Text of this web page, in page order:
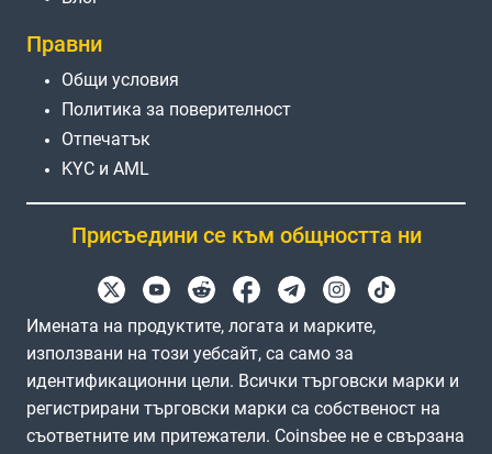
Правни
Общи условия
Политика за поверителност
Отпечатък
KYC и AML
Присъедини се към общността ни
Имената на продуктите, логата и марките,
използвани на този уебсайт, са само за
идентификационни цели. Всички търговски марки и
регистрирани търговски марки са собственост на
съответните им притежатели. Coinsbee не е свързана